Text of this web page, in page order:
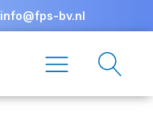
info@fps-bv.nl